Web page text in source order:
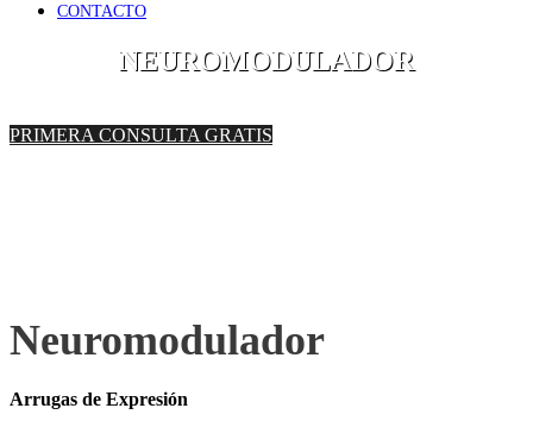
CONTACTO
NEUROMODULADOR
PRIMERA CONSULTA GRATIS
Neuromodulador
Arrugas de Expresión